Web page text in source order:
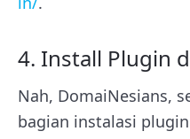
4. Install Plugin
Nah, DomaiNesians,
bagian instalasi